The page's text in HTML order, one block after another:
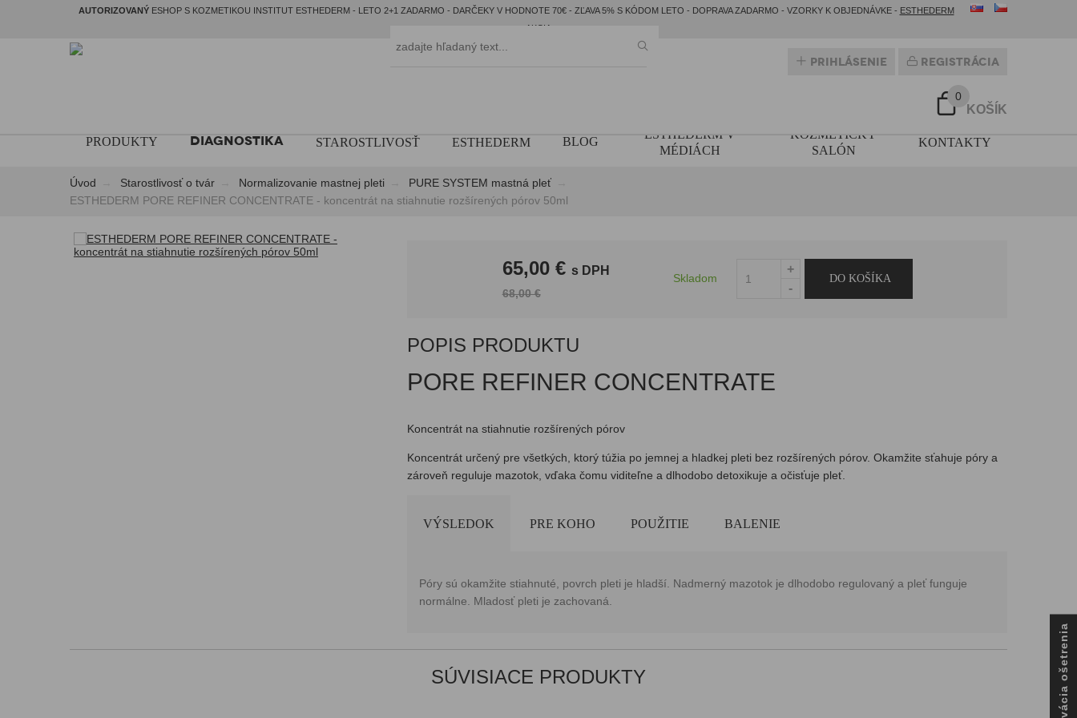
AUTORIZOVANÝESHOP S KOZMETIKOU INSTITUT ESTHEDERM - LETO 2+1 ZADARMO - DARČEKY V HODNOTE 70€ - ZĽAVA 5% S KÓDOM LETO - DOPRAVA ZADARMO - VZORKY K OBJEDNÁVKE - ESTHEDERM
AKCIA
Prihlásenie Registrácia
0
KOŠÍK
PRODUKTY DIAGNOSTIKA STAROSTLIVOSŤ ESTHEDERM BLOG
ESTHEDERM V
MÉDIÁCH
KOZMETICKÝ
SALÓN
KONTAKTY
Úvod Starostlivosť o tvár Normalizovanie mastnej pleti
PURE SYSTEM mastná pleť
ESTHEDERM PORE REFINER CONCENTRATE - koncentrát na stiahnutie rozšírených pórov 50ml
65,00 € s DPH
68,00 €
Skladom
POPIS PRODUKTU
PORE REFINER CONCENTRATE
Koncentrát na stiahnutie rozšírených pórov
Koncentrát určený pre všetkých, ktorý túžia po jemnej a hladkej pleti bez rozšírených pórov. Okamžite sťahuje póry a
zároveň reguluje mazotok, vďaka čomu viditeľne a dlhodobo detoxikuje a očisťuje pleť.
VÝSLEDOK PRE KOHO POUŽITIE BALENIE
Póry sú okamžite stiahnuté, povrch pleti je hladší. Nadmerný mazotok je dlhodobo regulovaný a pleť funguje
normálne. Mladosť pleti je zachovaná.
SÚVISIACE PRODUKTY Rezervácia ošetrenia